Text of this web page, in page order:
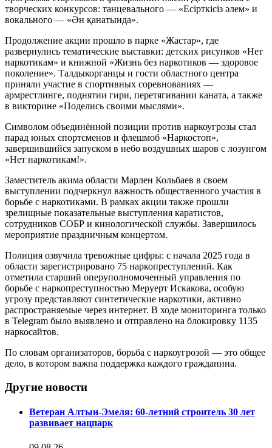
творческих конкурсов: танцевального — «Есірткісіз әлем» и
вокального — «Ән қанатында».
Продолжение акции прошло в парке «Жастар», где
развернулись тематические выставки: детских рисунков «Нет
наркотикам» и книжной «Жизнь без наркотиков — здоровое
поколение». Талдыкорганцы и гости областного центра
приняли участие в спортивных соревнованиях —
армрестлинге, поднятии гири, перетягивании каната, а также
в викторине «Поделись своими мыслями».
Символом объединённой позиции против наркоугрозы стал
парад юных спортсменов и флешмоб «Наркостоп»,
завершившийся запуском в небо воздушных шаров с лозунгом
«Нет наркотикам!».
Заместитель акима области Марлен Кольбаев в своем
выступлении подчеркнул важность общественного участия в
борьбе с наркотиками. В рамках акции также прошли
зрелищные показательные выступления каратистов,
сотрудников СОБР и кинологической службы. Завершилось
мероприятие праздничным концертом.
Полиция озвучила тревожные цифры: с начала 2025 года в
области зарегистрировано 75 наркопреступлений. Как
отметила старший оперуполномоченный управления по
борьбе с наркопреступностью Меруерт Искакова, особую
угрозу представляют синтетические наркотики, активно
распространяемые через интернет. В ходе мониторинга только
в Telegram было выявлено и отправлено на блокировку 1135
наркосайтов.
По словам организаторов, борьба с наркоугрозой — это общее
дело, в котором важна поддержка каждого гражданина.
Другие новости
Ветеран Алтын-Эмеля: 60-летний строитель 30 лет
развивает нацпарк